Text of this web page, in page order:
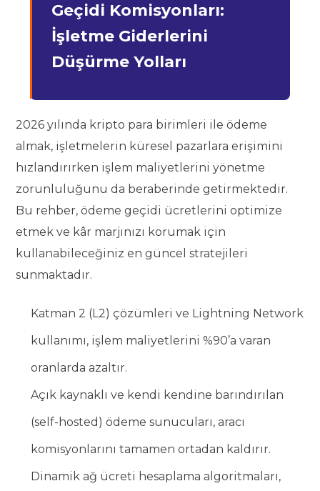
Geçidi Komisyonları:
İşletme Giderlerini
Düşürme Yolları
2026 yılında kripto para birimleri ile ödeme
almak, işletmelerin küresel pazarlara erişimini
hızlandırırken işlem maliyetlerini yönetme
zorunluluğunu da beraberinde getirmektedir.
Bu rehber, ödeme geçidi ücretlerini optimize
etmek ve kâr marjınızı korumak için
kullanabileceğiniz en güncel stratejileri
sunmaktadır.
Katman 2 (L2) çözümleri ve Lightning Network
kullanımı, işlem maliyetlerini %90’a varan
oranlarda azaltır.
Açık kaynaklı ve kendi kendine barındırılan
(self-hosted) ödeme sunucuları, aracı
komisyonlarını tamamen ortadan kaldırır.
Dinamik ağ ücreti hesaplama algoritmaları,